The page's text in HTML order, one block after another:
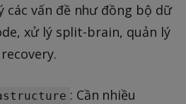
các vấn đề như đồng bộ dữ
xử lý split-brain, quản lý
: Cần nhiều